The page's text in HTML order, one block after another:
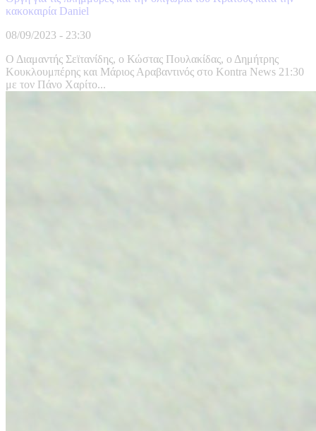
κακοκαιρία Daniel
08/09/2023 - 23:30
Ο Διαμαντής Σεϊτανίδης, ο Κώστας Πουλακίδας, ο Δημήτρης
Κουκλουμπέρης και Μάριος Αραβαντινός στο Kontra News 21:30
με τον Πάνο Χαρίτο...